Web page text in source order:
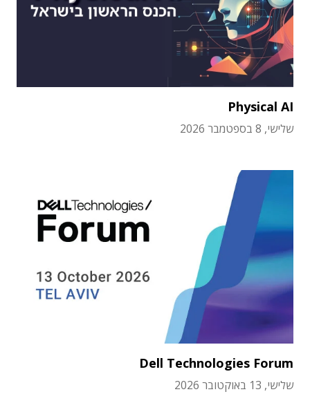
Physical AI
שלישי, 8 בספטמבר 2026
Dell Technologies Forum
שלישי, 13 באוקטובר 2026